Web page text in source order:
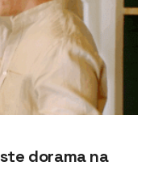
dorama na